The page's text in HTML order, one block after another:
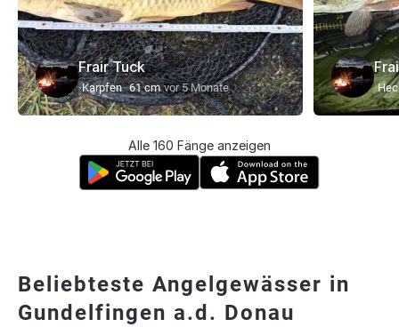
Frair Tuck
Karpfen 61 cm vor 5 Monate
Alle 160 Fänge anzeigen
Beliebteste Angelgewässer in
Gundelfingen a.d. Donau